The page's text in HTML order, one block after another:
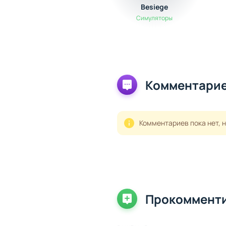
Besiege
Симуляторы
Комментариев пока нет,